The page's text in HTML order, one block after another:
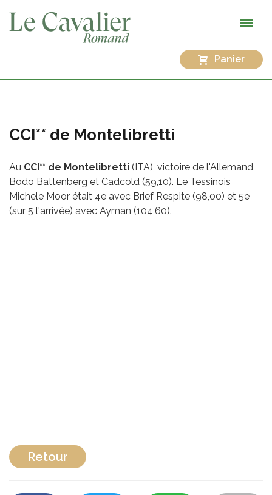
Panier
CCI** de Montelibretti
Au CCI** de Montelibretti (ITA), victoire de l'Allemand
Bodo Battenberg et Cadcold (59,10). Le Tessinois
Michele Moor était 4e avec Brief Respite (98,00) et 5e
(sur 5 l'arrivée) avec Ayman (104,60).
Retour